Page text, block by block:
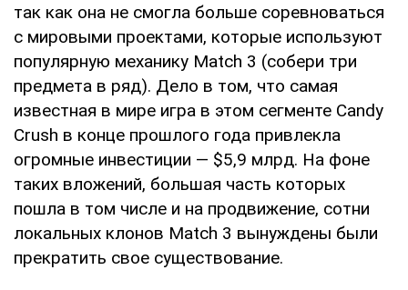
так как она не смогла больше соревноваться
с мировыми проектами, которые используют
популярную механику Match 3 (собери три
предмета в ряд). Дело в том, что самая
известная в мире игра в этом сегменте Candy
Crush в конце прошлого года привлекла
огромные инвестиции — $5,9 млрд. На фоне
таких вложений, большая часть которых
пошла в том числе и на продвижение, сотни
локальных клонов Match 3 вынуждены были
прекратить свое существование.